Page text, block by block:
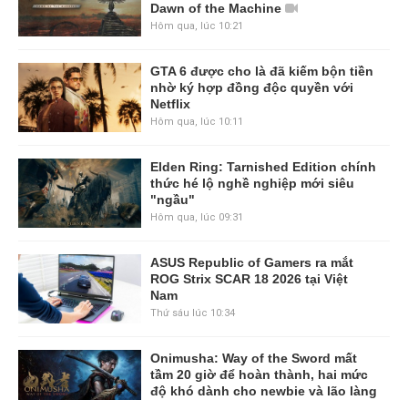
Dawn of the Machine
Hôm qua, lúc 10:21
GTA 6 được cho là đã kiếm bộn tiền
nhờ ký hợp đồng độc quyền với
Netflix
Hôm qua, lúc 10:11
Elden Ring: Tarnished Edition chính
thức hé lộ nghề nghiệp mới siêu
"ngầu"
Hôm qua, lúc 09:31
ASUS Republic of Gamers ra mắt
ROG Strix SCAR 18 2026 tại Việt
Nam
Thứ sáu lúc 10:34
Onimusha: Way of the Sword mất
tầm 20 giờ để hoàn thành, hai mức
độ khó dành cho newbie và lão làng